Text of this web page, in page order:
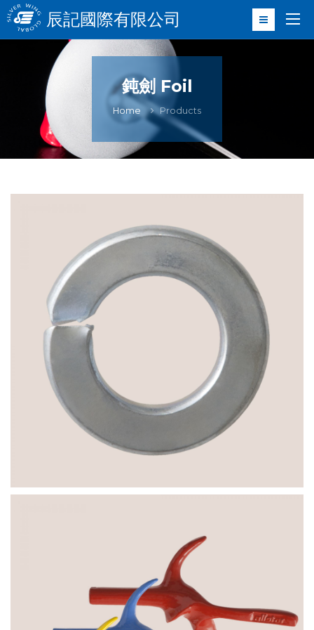
辰記國際有限公司
鈍劍 Foil
Home Products